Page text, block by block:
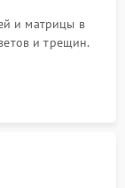
и матрицы в
и трещин.
корпуса.
обеспечения.